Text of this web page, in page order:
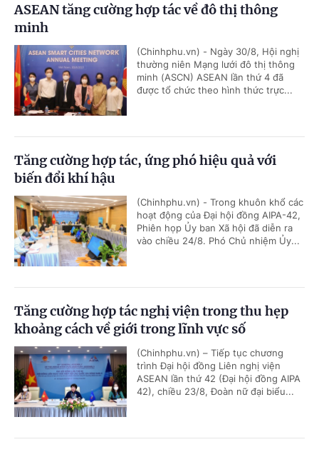
ASEAN tăng cường hợp tác về đô thị thông
minh
(Chinhphu.vn) - Ngày 30/8, Hội nghị
thường niên Mạng lưới đô thị thông
minh (ASCN) ASEAN lần thứ 4 đã
được tổ chức theo hình thức trực...
Tăng cường hợp tác, ứng phó hiệu quả với
biến đổi khí hậu
(Chinhphu.vn) - Trong khuôn khổ các
hoạt động của Đại hội đồng AIPA-42,
Phiên họp Ủy ban Xã hội đã diễn ra
vào chiều 24/8. Phó Chủ nhiệm Ủy...
Tăng cường hợp tác nghị viện trong thu hẹp
khoảng cách về giới trong lĩnh vực số
(Chinhphu.vn) – Tiếp tục chương
trình Đại hội đồng Liên nghị viện
ASEAN lần thứ 42 (Đại hội đồng AIPA
42), chiều 23/8, Đoàn nữ đại biểu...